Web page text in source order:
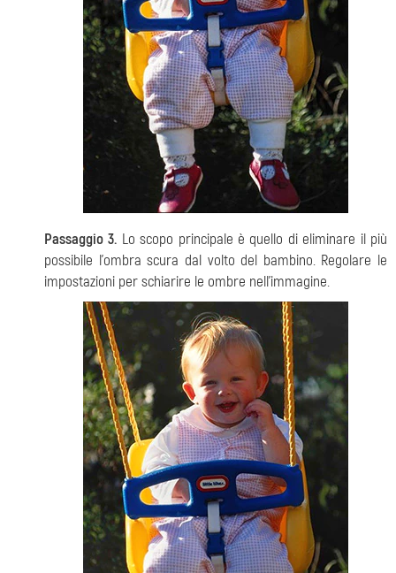
Passaggio 3. Lo scopo principale è quello di eliminare il più
possibile l'ombra scura dal volto del bambino. Regolare le
impostazioni per schiarire le ombre nell'immagine.